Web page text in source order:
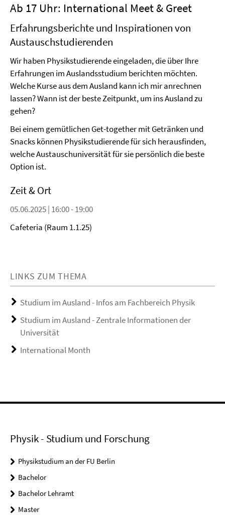
Ab 17 Uhr: International Meet & Greet
Erfahrungsberichte und Inspirationen von
Austauschstudierenden
Wir haben Physikstudierende eingeladen, die über Ihre
Erfahrungen im Auslandsstudium berichten möchten.
Welche Kurse aus dem Ausland kann ich mir anrechnen
lassen? Wann ist der beste Zeitpunkt, um ins Ausland zu
gehen?
Bei einem gemütlichen Get-together mit Getränken und
Snacks können Physikstudierende für sich herausfinden,
welche Austauschuniversität für sie persönlich die beste
Option ist.
Zeit & Ort
05.06.2025 | 16:00 - 19:00
Cafeteria (Raum 1.1.25)
LINKS ZUM THEMA
Studium im Ausland - Infos am Fachbereich Physik
Studium im Ausland - Zentrale Informationen der
Universität
International Month
Physik - Studium und Forschung
Physikstudium an der FU Berlin
Bachelor
Bachelor Lehramt
Master